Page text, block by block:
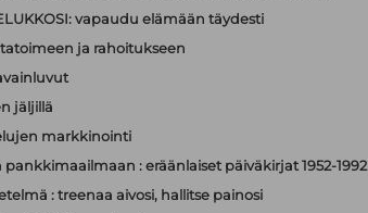
vapaudu elämään täydesti
ja rahoitukseen
jäljillä
markkinointi
: eräänlaiset päiväkirjat 1952-1992
: treenaa aivosi, hallitse painosi